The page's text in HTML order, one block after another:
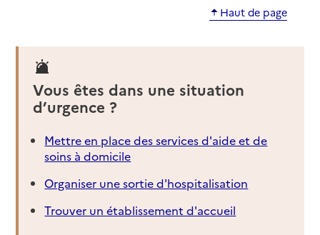
Haut de page
Vous êtes dans une situation
d’urgence ?
Mettre en place des services d'aide et de
soins à domicile
Organiser une sortie d'hospitalisation
Trouver un établissement d'accueil